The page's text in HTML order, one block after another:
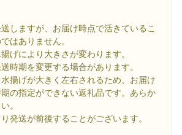
送しますが、お届け時点で活きているこ
はありません。
げにより大きさが変わります。
時期を変更する場合があります。
水揚げが大きく左右されるため、お届け
の指定ができない返礼品です。あらか
。
発送が前後することがございます。